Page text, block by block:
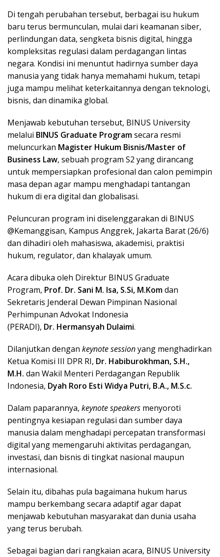
Di tengah perubahan tersebut, berbagai isu hukum
baru terus bermunculan, mulai dari keamanan siber,
perlindungan data, sengketa bisnis digital, hingga
kompleksitas regulasi dalam perdagangan lintas
negara. Kondisi ini menuntut hadirnya sumber daya
manusia yang tidak hanya memahami hukum, tetapi
juga mampu melihat keterkaitannya dengan teknologi,
bisnis, dan dinamika global.
Menjawab kebutuhan tersebut, BINUS University
melalui BINUS Graduate Programsecara resmi
meluncurkan Magister Hukum Bisnis/Master of
Business Law, sebuah program S2 yang dirancang
untuk mempersiapkan profesional dan calon pemimpin
masa depan agar mampu menghadapi tantangan
hukum di era digital dan globalisasi.
Peluncuran program ini diselenggarakan di BINUS
@Kemanggisan, Kampus Anggrek, Jakarta Barat (26/6)
dan dihadiri oleh mahasiswa, akademisi, praktisi
hukum, regulator, dan khalayak umum.
Acara dibuka oleh Direktur BINUS Graduate
Program, Prof. Dr. Sani M. Isa, S.Si, M.Komdan
Sekretaris Jenderal Dewan Pimpinan Nasional
Perhimpunan Advokat Indonesia
(PERADI), Dr. Hermansyah Dulaimi.
Dilanjutkan dengan keynote sessionyang menghadirkan
Ketua Komisi III DPR RI, Dr. Habiburokhman, S.H.,
M.H. dan Wakil Menteri Perdagangan Republik
Indonesia, Dyah Roro Esti Widya Putri, B.A., M.S.c.
Dalam paparannya, keynote speakers menyoroti
pentingnya kesiapan regulasi dan sumber daya
manusia dalam menghadapi percepatan transformasi
digital yang memengaruhi aktivitas perdagangan,
investasi, dan bisnis di tingkat nasional maupun
internasional.
Selain itu, dibahas pula bagaimana hukum harus
mampu berkembang secara adaptif agar dapat
menjawab kebutuhan masyarakat dan dunia usaha
yang terus berubah.
Sebagai bagian dari rangkaian acara, BINUS University